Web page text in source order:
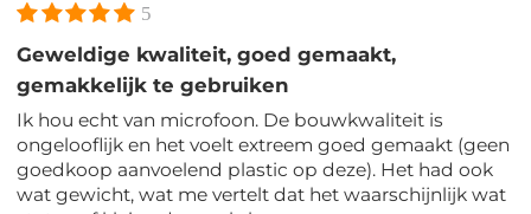
5
Geweldige kwaliteit, goed gemaakt,
gemakkelijk te gebruiken
Ik hou echt van microfoon. De bouwkwaliteit is
ongelooflijk en het voelt extreem goed gemaakt (geen
goedkoop aanvoelend plastic op deze). Het had ook
wat gewicht, wat me vertelt dat het waarschijnlijk wat